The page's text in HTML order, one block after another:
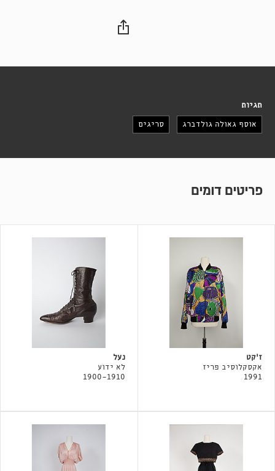
תגיות
אוסף גאולה גולדברג סריגים
פריטים דומים
ז'קט
אקסקלוסיב פריז
1991
נעל
לא ידוע
1900-1910